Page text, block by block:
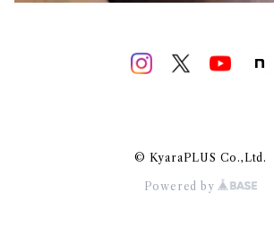
© KyaraPLUS Co.,Ltd.
Powered by